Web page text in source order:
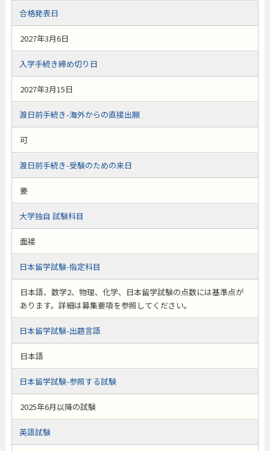
合格発表日
2027年3月6日
入学手続き締め切り日
2027年3月15日
渡日前手続き-海外からの直接出願
可
渡日前手続き-受験のための来日
要
大学独自 試験科目
面接
日本留学試験-指定科目
日本語、数学2、物理、化学、日本留学試験の点数には基準点が
あります。詳細は募集要項を参照してください。
日本留学試験-出題言語
日本語
日本留学試験-参照する試験
2025年6月以降の試験
英語試験